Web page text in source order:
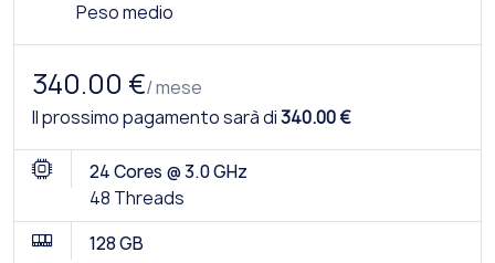
Peso medio
340.00 €/ mese
Il prossimo pagamento sarà di340.00 €
24 Cores @ 3.0 GHz
48 Threads
128 GB